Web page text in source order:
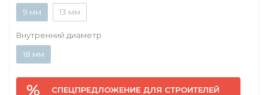
9 мм
13 мм
Внутренний диаметр
18 мм
СПЕЦПРЕДЛОЖЕНИЕ ДЛЯ СТРОИТЕЛЕЙ